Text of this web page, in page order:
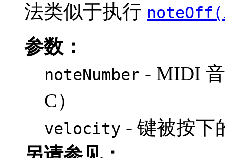
法类似于执行
参数：
noteNumber - MIDI
C）
velocity - 键被按下